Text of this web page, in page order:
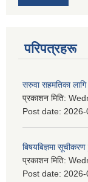
परिपत्रहरू
सरुवा सहमतिका
प्रकाशन मिति:
Post date:
बिषयबिज्ञमा
प्रकाशन मिति:
Post date: